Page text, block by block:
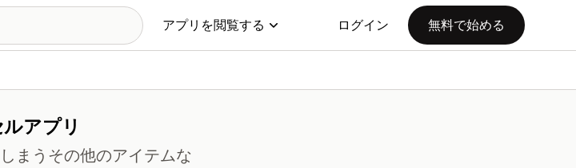
アプリを閲覧する ログイン 無料で始める
アプリ
まうその他のアイテムな